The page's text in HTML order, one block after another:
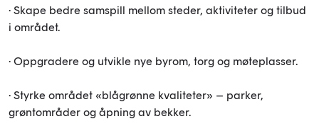
· Skape bedre samspill mellom steder, aktiviteter og tilbud
i området.
· Oppgradere og utvikle nye byrom, torg og møteplasser.
· Styrke området «blågrønne kvaliteter» – parker,
grøntområder og åpning av bekker.